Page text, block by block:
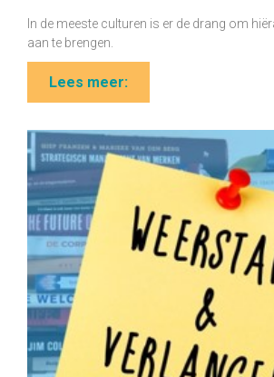
In de meeste culturen is er de drang om
aan te brengen.
Lees meer: